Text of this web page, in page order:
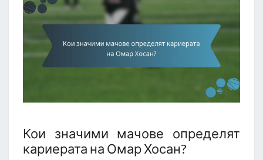
Кои значими мачове определят
кариерата на Омар Хосан?